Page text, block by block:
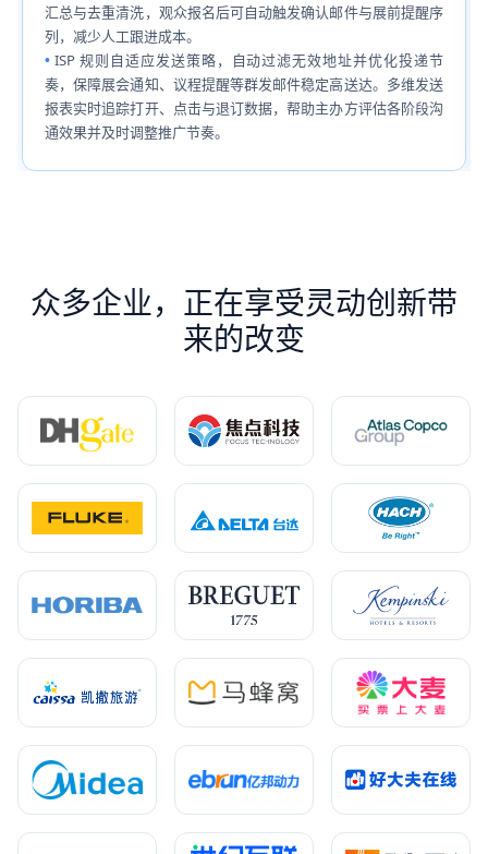
汇总与去重清洗，观众报名后可自动触发确认邮件与展前提醒序
列，减少人工跟进成本。
ISP 规则自适应发送策略，自动过滤无效地址并优化投递节
奏，保障展会通知、议程提醒等群发邮件稳定高送达。多维发送
报表实时追踪打开、点击与退订数据，帮助主办方评估各阶段沟
通效果并及时调整推广节奏。
众多企业，正在享受灵动创新带
来的改变